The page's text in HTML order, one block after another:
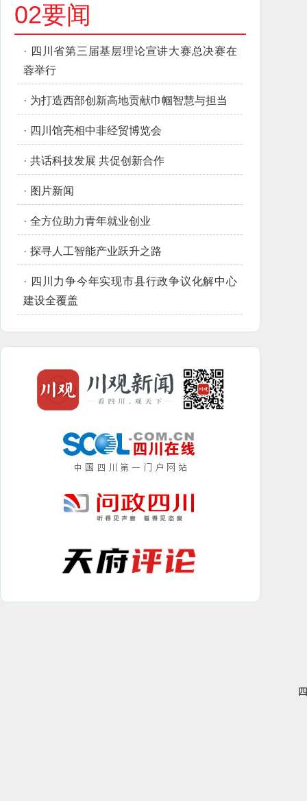
02要闻
· 四川省第三届基层理论宣讲大赛总决赛在
蓉举行
· 为打造西部创新高地贡献巾帼智慧与担当
· 四川馆亮相中非经贸博览会
· 共话科技发展 共促创新合作
· 图片新闻
· 全方位助力青年就业创业
· 探寻人工智能产业跃升之路
· 四川力争今年实现市县行政争议化解中心
建设全覆盖